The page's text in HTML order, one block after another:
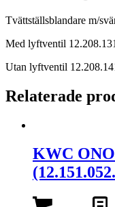
Tvättställsblandare m/
Med lyftventil
Utan lyftventil
Relaterade
KWC